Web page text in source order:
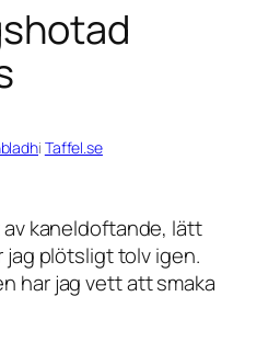
i Taffel.se
kaneldoftande, lätt
plötsligt tolv igen.
har jag vett att smaka